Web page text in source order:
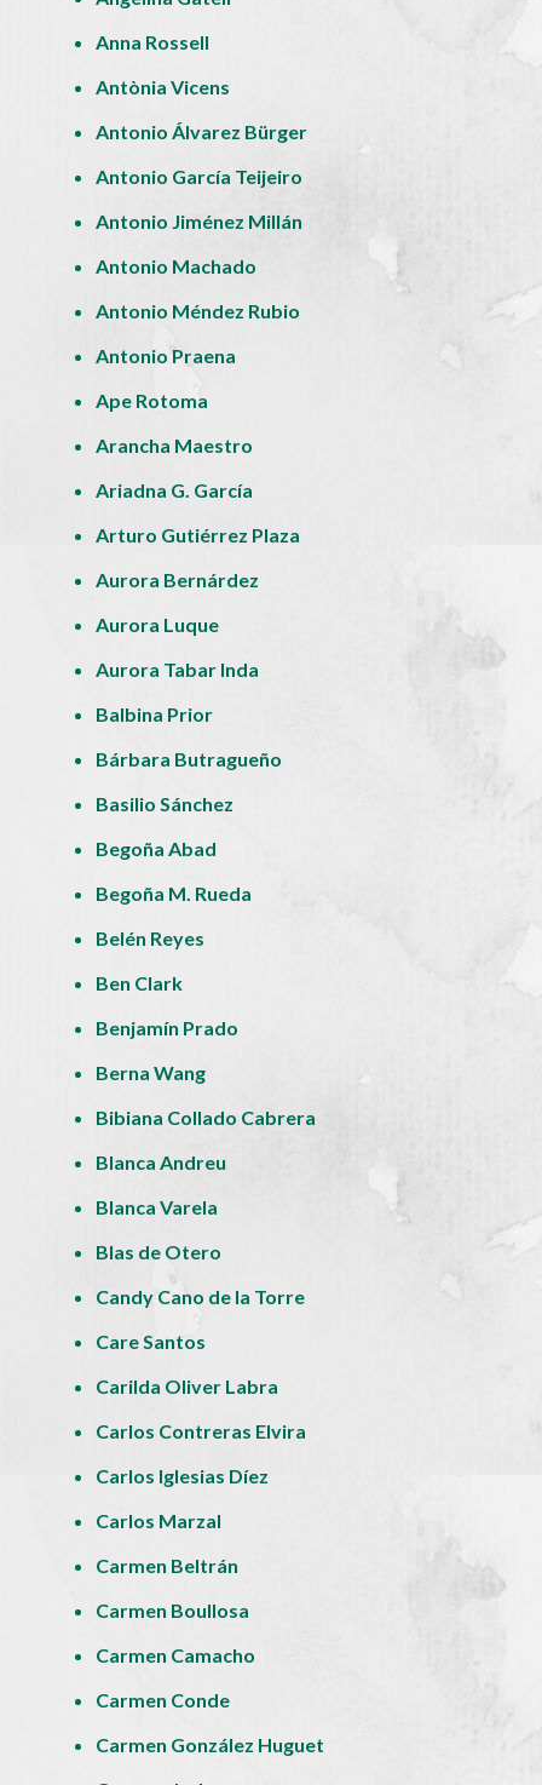
Anna Rossell
Antònia Vicens
Antonio Álvarez Bürger
Antonio García Teijeiro
Antonio Jiménez Millán
Antonio Machado
Antonio Méndez Rubio
Antonio Praena
Ape Rotoma
Arancha Maestro
Ariadna G. García
Arturo Gutiérrez Plaza
Aurora Bernárdez
Aurora Luque
Aurora Tabar Inda
Balbina Prior
Bárbara Butragueño
Basilio Sánchez
Begoña Abad
Begoña M. Rueda
Belén Reyes
Ben Clark
Benjamín Prado
Berna Wang
Bibiana Collado Cabrera
Blanca Andreu
Blanca Varela
Blas de Otero
Candy Cano de la Torre
Care Santos
Carilda Oliver Labra
Carlos Contreras Elvira
Carlos Iglesias Díez
Carlos Marzal
Carmen Beltrán
Carmen Boullosa
Carmen Camacho
Carmen Conde
Carmen González Huguet